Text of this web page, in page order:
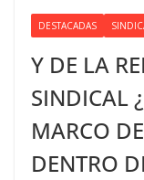
DESTACADAS
Y DE LA
SINDICAL
MARCO
DENTRO